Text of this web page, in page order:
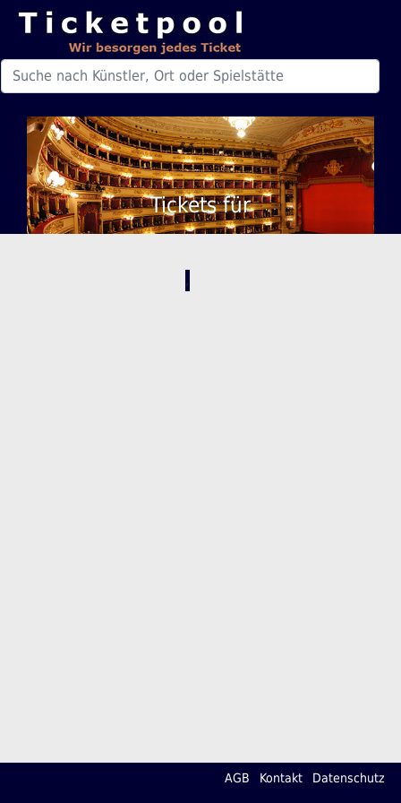
Tickets für
,
AGB Kontakt Datenschutz